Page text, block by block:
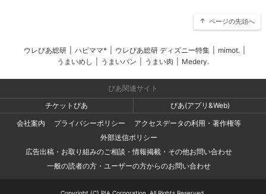
ページの先頭へ
ウレぴあ総研 ハピママ* ウレぴあ総研 ディズニー特集 mimot.
うまいめし
うまいパン うまい肉 Medery.
ぴあ関連サイト
チケットぴあ
ぴあ(アプリ&Web)
会社案内
プライバシーポリシー
アクセスデータの利用・著作権等
外部送信ポリシー
広告出稿・お取り組みのご相談・情報掲載・その他お問い合わせ
一般の読者の方・ユーザーの方からのお問い合わせ